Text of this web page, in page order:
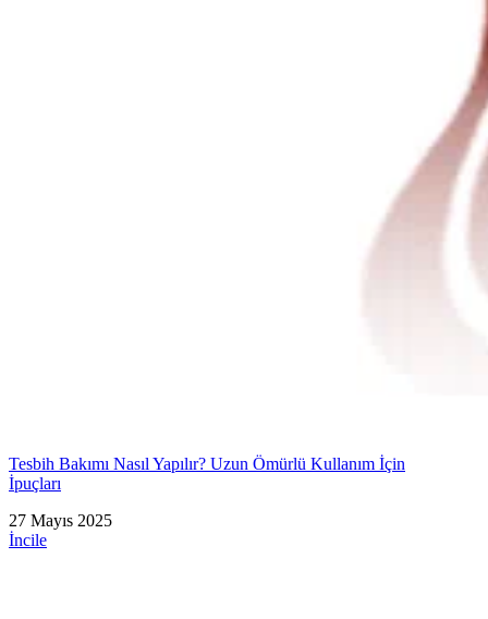
Tesbih Bakımı Nasıl Yapılır? Uzun Ömürlü Kullanım İçin
İpuçları
27 Mayıs 2025
İncile